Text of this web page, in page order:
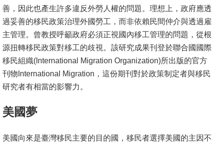
善，因此也產生許多違反外勞人權的問題。理想上，政府應透
過妥善的移民政策治理外國勞工，而非依賴民間仲介與透過雇
主管理。曾教授呼籲政府必須正視國內移工管理的問題，從根
源扭轉移民政策對移工的歧視。該研究成果刊登於聯合國國際
移民組織(International Migration Organization)所出版的官方
刊物International Migration，這份期刊對於政策制定者與移民
研究者有相當的影響力。
美國夢
美國向來是臺灣移民主要的目的國，移民者選擇美國的主因不